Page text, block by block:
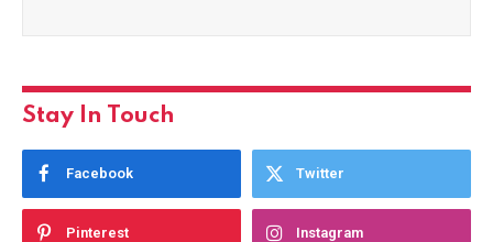
Stay In Touch
Facebook Twitter
Pinterest Instagram